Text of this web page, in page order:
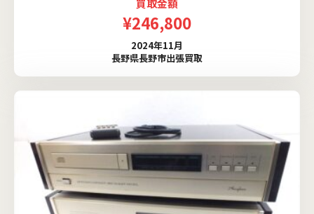
¥246,800
2024年11月
長野県長野市出張買取